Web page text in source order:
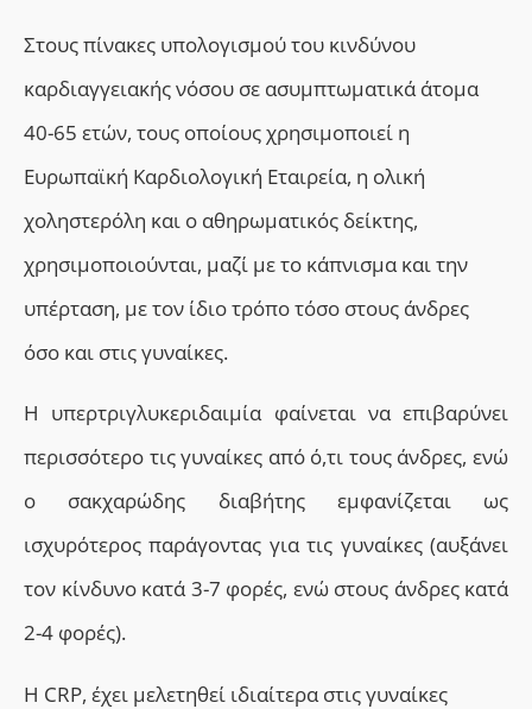
Στους πίνακες υπολογισμού του κινδύνου
καρδιαγγειακής νόσου σε ασυμπτωματικά άτομα
40-65 ετών, τους οποίους χρησιμοποιεί η
Eυρωπαϊκή Kαρδιολογική Eταιρεία, η ολική
χοληστερόλη και ο αθηρωματικός δείκτης,
χρησιμοποιούνται, μαζί με το κάπνισμα και την
υπέρταση, με τον ίδιο τρόπο τόσο στους άνδρες
όσο και στις γυναίκες.
H υπερτριγλυκεριδαιμία φαίνεται να επιβαρύνει
περισσότερο τις γυναίκες από ό,τι τους άνδρες, ενώ
ο σακχαρώδης διαβήτης εμφανίζεται ως
ισχυρότερος παράγοντας για τις γυναίκες (αυξάνει
τον κίνδυνο κατά 3-7 φορές, ενώ στους άνδρες κατά
2-4 φορές).
H CRP, έχει μελετηθεί ιδιαίτερα στις γυναίκες